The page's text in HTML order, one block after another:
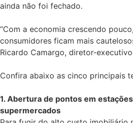
ainda não foi fechado.
“Com a economia crescendo
consumidores ficam mais
Ricardo Camargo, diretor-executivo
Confira abaixo as cinco principais
1. Abertura de pontos em
supermercados